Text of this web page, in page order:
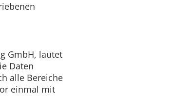
GmbH, lautet
Daten
alle Bereiche
einmal mit